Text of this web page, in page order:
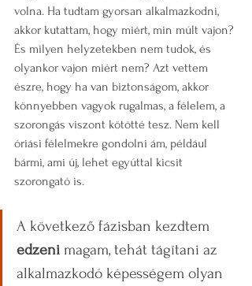
volna. Ha tudtam gyorsan alkalmazkodni,
akkor kutattam, hogy miért, min múlt vajon?
És milyen helyzetekben nem tudok, és
olyankor vajon miért nem? Azt vettem
észre, hogy ha van biztonságom, akkor
könnyebben vagyok rugalmas, a félelem, a
szorongás viszont kötötté tesz. Nem kell
óriási félelmekre gondolni ám, például
bármi, ami új, lehet egyúttal kicsit
szorongató is.
A következő fázisban kezdtem
edzeni magam, tehát tágítani az
alkalmazkodó képességem olyan